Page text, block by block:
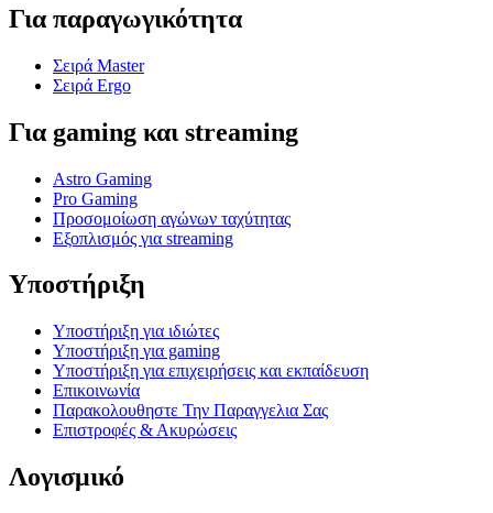
Για παραγωγικότητα
Σειρά Master
Σειρά Ergo
Για gaming και streaming
Astro Gaming
Pro Gaming
Προσομοίωση αγώνων ταχύτητας
Εξοπλισμός για streaming
Υποστήριξη
Υποστήριξη για ιδιώτες
Υποστήριξη για gaming
Υποστήριξη για επιχειρήσεις και εκπαίδευση
Επικοινωνία
Παρακολουθηστε Την Παραγγελια Σας
Επιστροφές & Ακυρώσεις
Λογισμικό